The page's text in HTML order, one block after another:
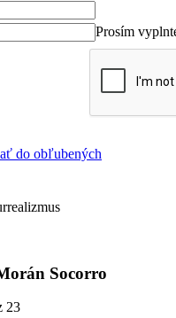
Prosím
do obľubených
Socorro
23